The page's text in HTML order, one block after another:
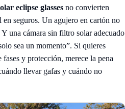
eclipse glasses no convierten
seguros. Un agujero en cartón no
una cámara sin filtro solar adecuado
sea un momento”. Si quieres
y protección, merece la pena
llevar gafas y cuándo no